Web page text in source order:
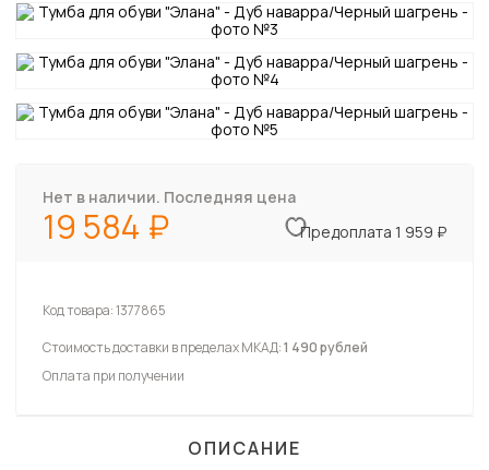
Нет в наличии. Последняя цена
19 584 Предоплата 1 959 ₽
Код товара:1377865
Стоимость доставки в пределах МКАД:1 490 рублей
Оплата при получении
ОПИСАНИЕ